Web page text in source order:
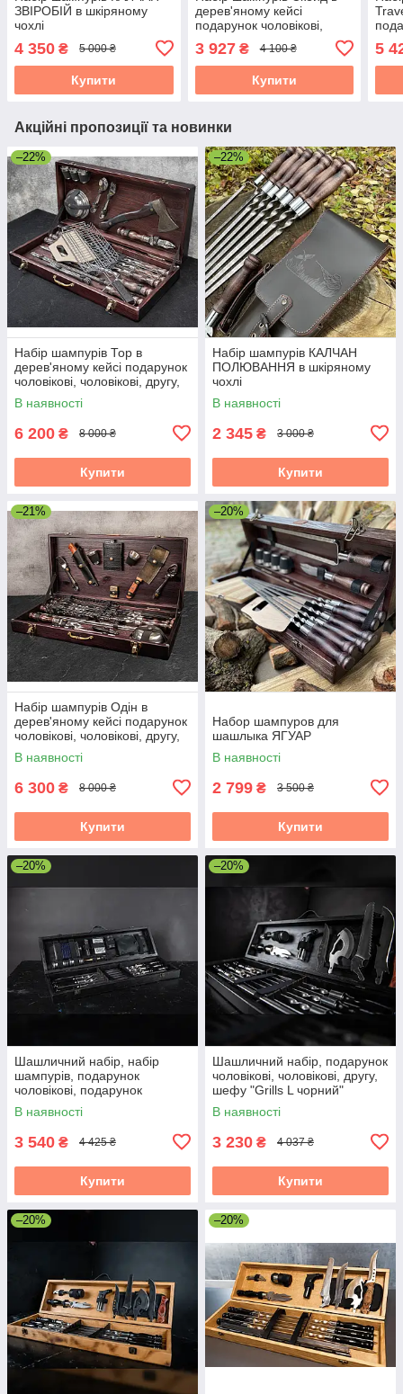
ЗВІРОБІЙ в шкіряному
чохлі
4 350 ₴ 5 000 ₴
Купити
дерев'яному кейсі
подарунок чоловікові,
3 927₴ 4 100 ₴
Купити
5
Акційні пропозиції та новинки
–22%
Набір шампурів Тор в
дерев'яному кейсі подарунок
чоловікові, чоловікові, другу,
шефу
В наявності
6 200 ₴ 8 000 ₴
Купити
–22%
Набір шампурів КАЛЧАН
ПОЛЮВАННЯ в шкіряному
чохлі
В наявності
2 345 ₴ 3 000 ₴
Купити
–21%
Набір шампурів Одін в
дерев'яному кейсі подарунок
чоловікові, чоловікові, другу,
шефу
В наявності
6 300 ₴ 8 000 ₴
Купити
–20%
Набор шампуров для
шашлыка ЯГУАР
В наявності
2 799 ₴ 3 500 ₴
Купити
–20%
Шашличний набір, набір
шампурів, подарунок
чоловікові, подарунок
чоловікові "Grills G6"
В наявності
3 540 ₴ 4 425 ₴
Купити
–20%
Шашличний набір, подарунок
чоловікові, чоловікові, другу,
шефу "Grills L чорний"
В наявності
3 230 ₴ 4 037 ₴
Купити
–20% –20%